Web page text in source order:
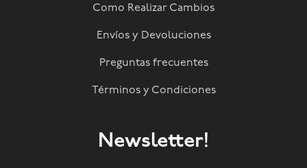
Como Realizar Cambios
Envíos y Devoluciones
Preguntas frecuentes
Términos y Condiciones
Newsletter!